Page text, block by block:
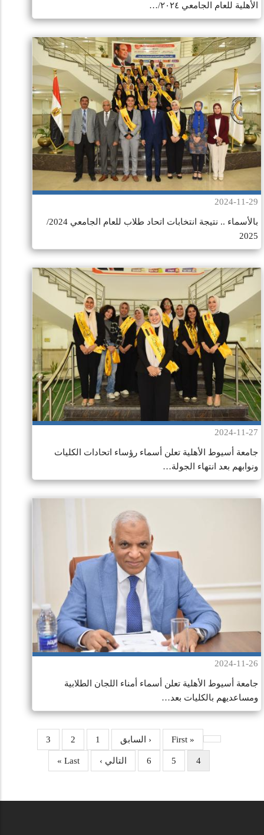
الأهلية للعام الجامعي ٢٠٢٤/…
2024-11-29
بالأسماء .. نتيجة انتخابات اتحاد طلاب للعام الجامعي 2024/
2025
2024-11-27
جامعة أسيوط الأهلية تعلن أسماء رؤساء اتحادات الكليات
ونوابهم بعد انتهاء الجولة…
2024-11-26
جامعة أسيوط الأهلية تعلن أسماء أمناء اللجان الطلابية
ومساعديهم بالكليات بعد…
First
page
« First
Previous
page
‹ السابق الصفحة1 الصفحة
2 الصفحة
3
Current
page
4 الصفحة
5 الصفحة
6
Next
page
التالي ›
Last
page
Last »